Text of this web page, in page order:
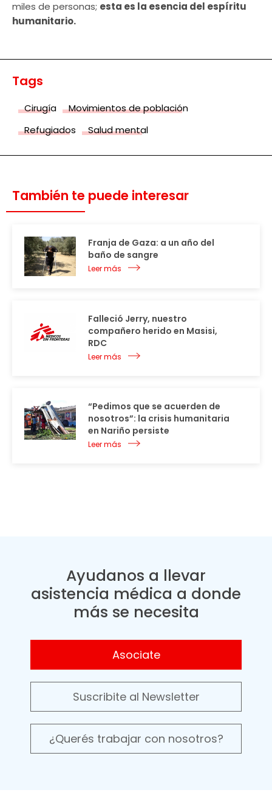
miles de personas; esta es la esencia del espíritu
humanitario.
Tags
Cirugía
Movimientos de población
Refugiados
Salud mental
También te puede interesar
Franja de Gaza: a un año del
baño de sangre
Leer más
Falleció Jerry, nuestro
compañero herido en Masisi,
RDC
Leer más
“Pedimos que se acuerden de
nosotros”: la crisis humanitaria
en Nariño persiste
Leer más
Ayudanos a llevar
asistencia médica a donde
más se necesita
Asociate
Suscribite al Newsletter
¿Querés trabajar con nosotros?